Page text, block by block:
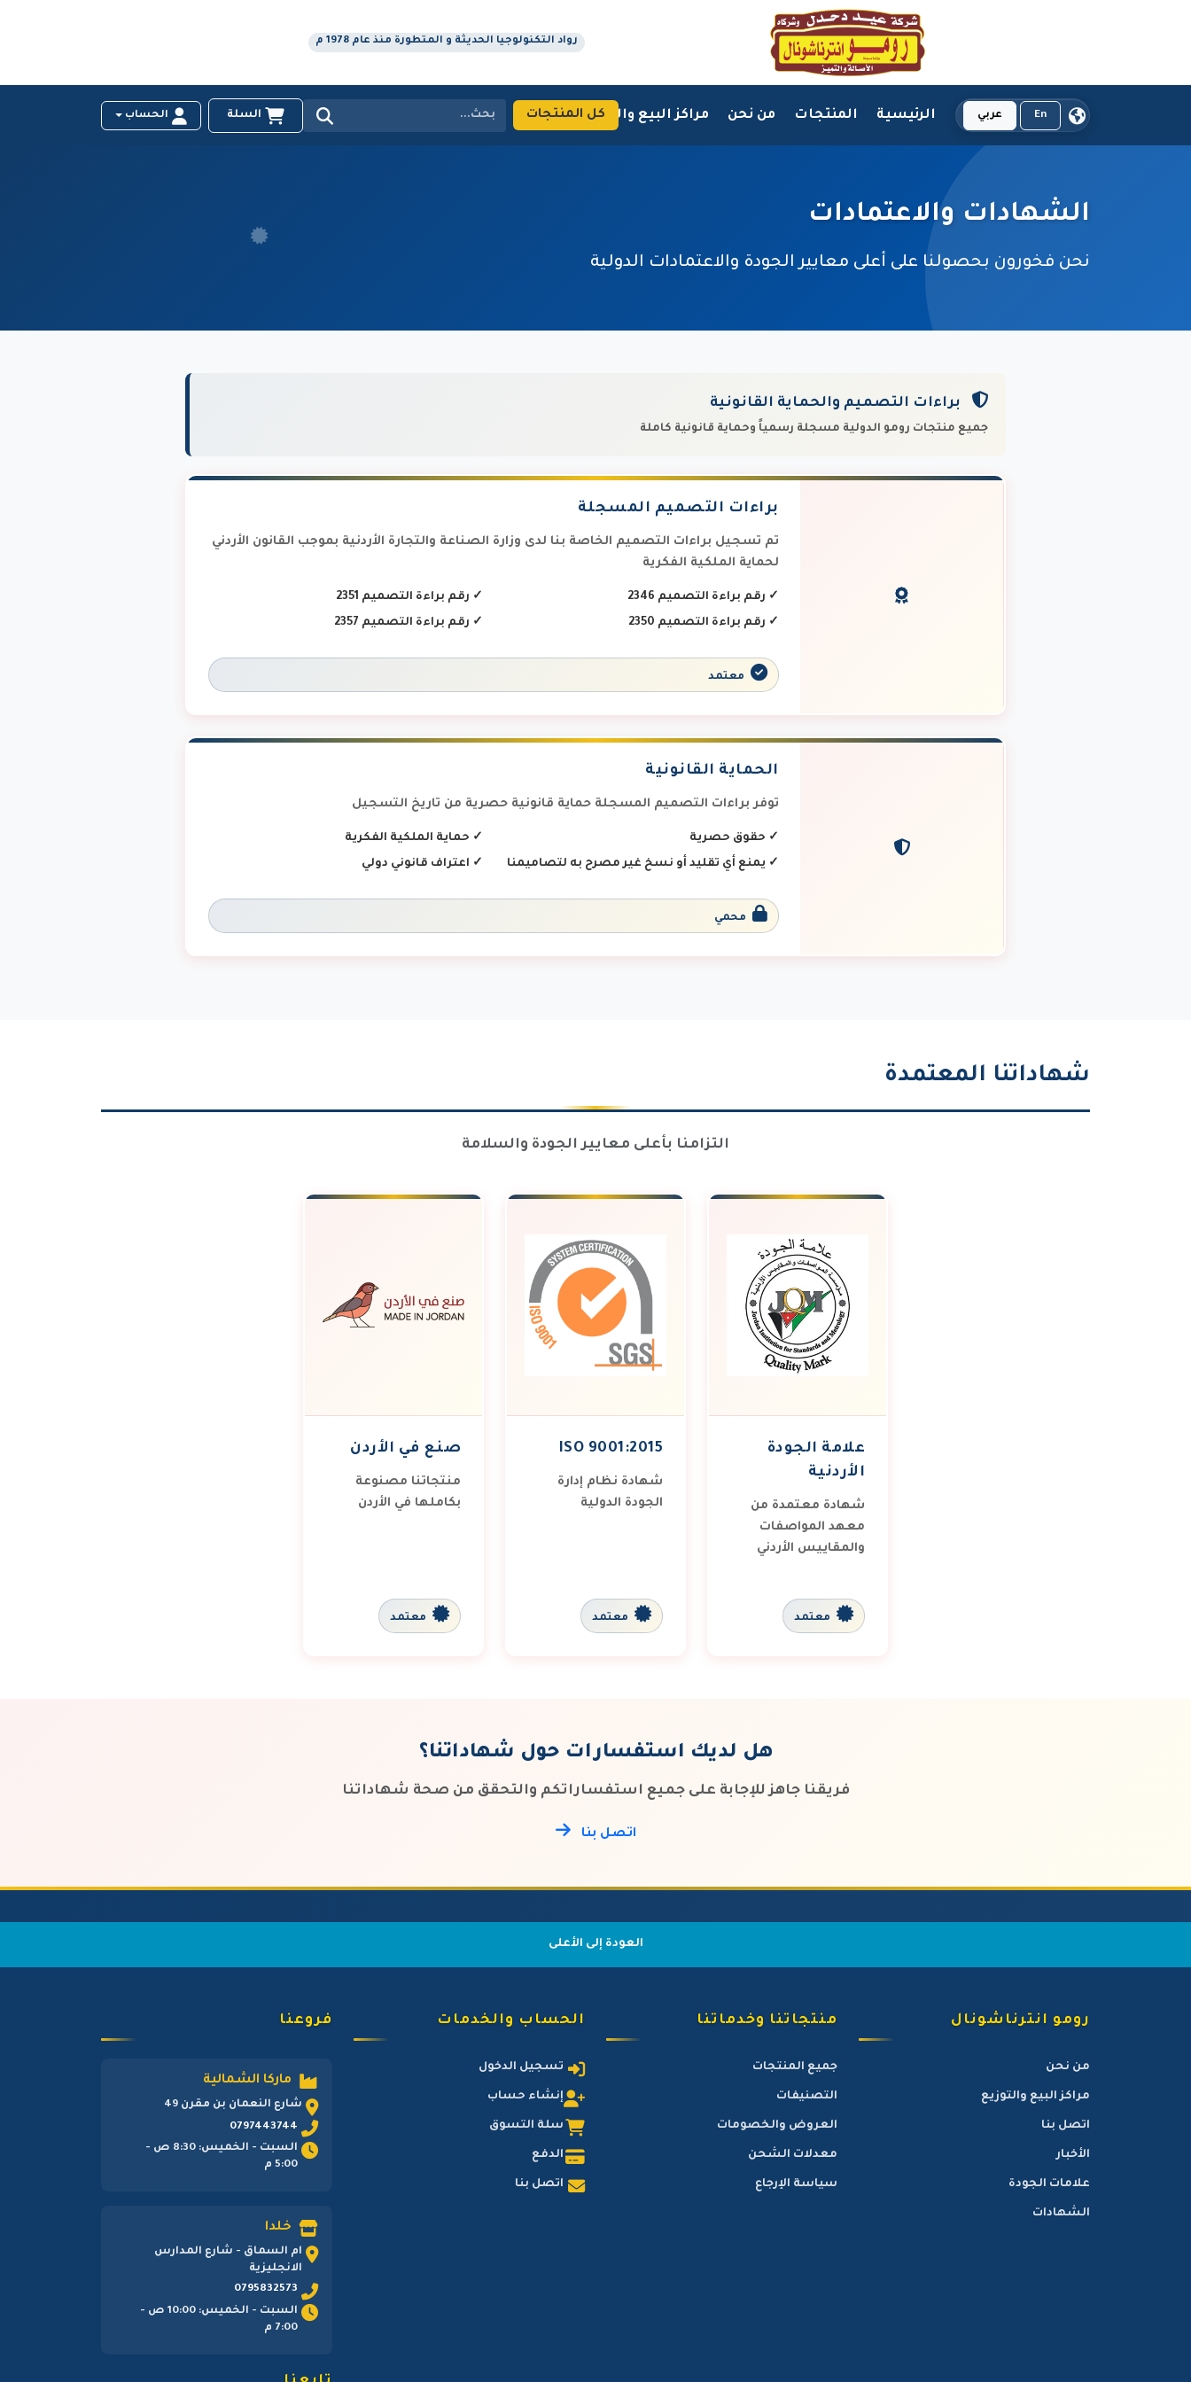
رواد التكنولوجيا الحديثة و المتطورة منذ عام 1978 م
En عربي الرئيسية المنتجات من نحن مراكز البيع والتوزيع اتصل بنا
كل المنتجات السلة الحساب
الشهادات والاعتمادات
نحن فخورون بحصولنا على أعلى معايير الجودة والاعتمادات الدولية
براءات التصميم والحماية القانونية
جميع منتجات رومو الدولية مسجلة رسمياً وحماية قانونية كاملة
براءات التصميم المسجلة
تم تسجيل براءات التصميم الخاصة بنا لدى وزارة الصناعة والتجارة الأردنية بموجب القانون الأردني
لحماية الملكية الفكرية
✓ رقم براءة التصميم 2346
✓ رقم براءة التصميم 2350
✓ رقم براءة التصميم 2351
✓ رقم براءة التصميم 2357
معتمد
الحماية القانونية
توفر براءات التصميم المسجلة حماية قانونية حصرية من تاريخ التسجيل
✓ حقوق حصرية
✓ يمنع أي تقليد أو نسخ غير مصرح به لتصاميمنا
✓ حماية الملكية الفكرية
✓ اعتراف قانوني دولي
محمي
شهاداتنا المعتمدة
التزامنا بأعلى معايير الجودة والسلامة
علامة الجودة
الأردنية
شهادة معتمدة من
معهد المواصفات
والمقاييس الأردني
معتمد
ISO 9001:2015
شهادة نظام إدارة
الجودة الدولية
معتمد
صنع في الأردن
منتجاتنا مصنوعة
بكاملها في الأردن
معتمد
هل لديك استفسارات حول شهاداتنا؟
فريقنا جاهز للإجابة على جميع استفساراتكم والتحقق من صحة شهاداتنا
اتصل بنا
العودة إلى الأعلى
رومو انترناشونال
من نحن
مراكز البيع والتوزيع
اتصل بنا
الأخبار
علامات الجودة
الشهادات
منتجاتنا وخدماتنا
جميع المنتجات
التصنيفات
العروض والخصومات
معدلات الشحن
سياسة الإرجاع
الحساب والخدمات
تسجيل الدخول
إنشاء حساب
سلة التسوق
الدفع
اتصل بنا
فروعنا
ماركا الشمالية
شارع النعمان بن مقرن 49
0797443744
السبت - الخميس: 8:30 ص -
5:00 م
خلدا
ام السماق - شارع المدارس
الانجليزية
0795832573
السبت - الخميس: 10:00 ص -
7:00 م